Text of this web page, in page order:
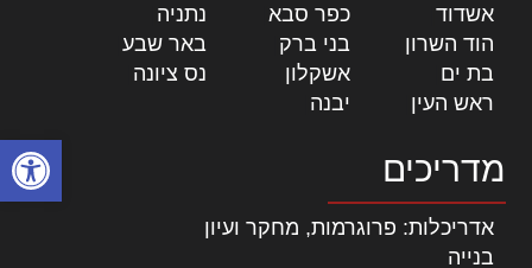
פתח
אשדוד
כפר סבא נתניה
הוד השרון
בני ברק באר שבע
בת ים
אשקלון נס ציונה
ראש העין
יבנה
מדריכים
אדריכלות: פרוגרמות, מחקר ועיון
בנייה